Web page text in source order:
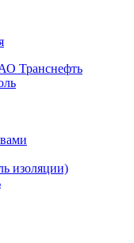
Транснефть
изоляции)